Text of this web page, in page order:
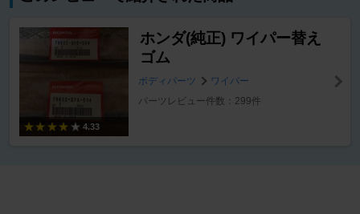
4.33
ホンダ(純正) ワイパー替え
ゴム
ボディパーツ
ワイパー
パーツレビュー件数：299件